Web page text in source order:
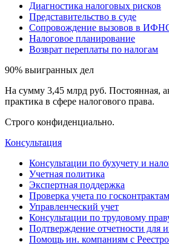
Диагностика налоговых рисков
Представительство в суде
Сопровождение вызовов в
Налоговое планирование
Возврат переплаты по налогам
90% выигранных дел
На сумму 3,45 млрд руб. Постоянная,
практика в сфере налогового права.
Строго конфиденциально.
Консультация
Консультации по бухучету и
Учетная политика
Экспертная поддержка
Проверка учета по госконтрактам
Управленческий учет
Консультации по трудовому
Подтверждение отчетности для
Помощь ин. компаниям с